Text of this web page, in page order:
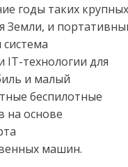
годы таких крупных
Земли, и
IT-технологии для
и малый
беспилотные
на основе
машин.